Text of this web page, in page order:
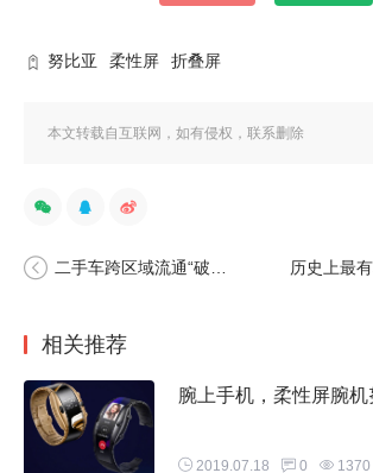
努比亚 柔性屏 折叠屏
本文转载自互联网，如有侵权，联系删除
二手车跨区域流通“破冰”，优信“全国购”引领汽车消费下沉 历史上最有名的“
相关推荐
腕上手机，柔性屏腕
2019.07.18 0 1370